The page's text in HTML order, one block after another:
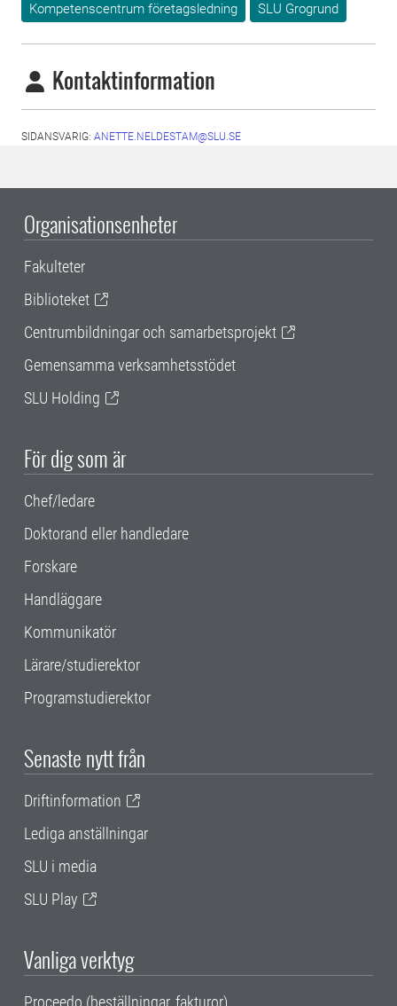
Kompetenscentrum företagsledning
SLU Grogrund
Kontaktinformation
SIDANSVARIG: ANETTE.NELDESTAM@SLU.SE
Organisationsenheter
Fakulteter
Biblioteket
Centrumbildningar och samarbetsprojekt
Gemensamma verksamhetsstödet
SLU Holding
För dig som är
Chef/ledare
Doktorand eller handledare
Forskare
Handläggare
Kommunikatör
Lärare/studierektor
Programstudierektor
Senaste nytt från
Driftinformation
Lediga anställningar
SLU i media
SLU Play
Vanliga verktyg
Proceedo (beställningar, fakturor)